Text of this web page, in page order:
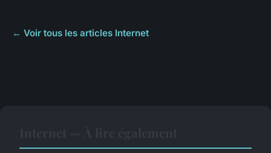
← Voir tous les articles Internet